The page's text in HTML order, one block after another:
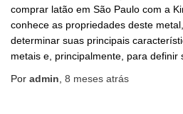
comprar latão em São Paulo com a
conhece as propriedades deste
determinar suas principais
metais e, principalmente, para definir
Por admin 8 meses atrás